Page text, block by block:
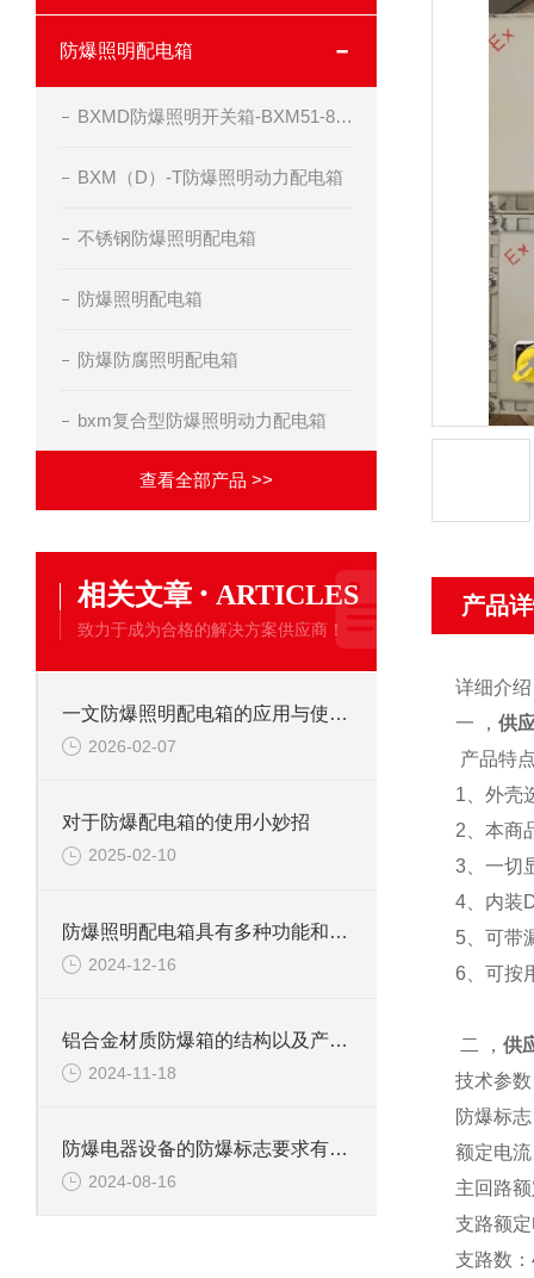
防爆照明配电箱
BXMD防爆照明开关箱-BXM51-8-20K50现场照明箱
BXM（D）-T防爆照明动力配电箱
不锈钢防爆照明配电箱
防爆照明配电箱
防爆防腐照明配电箱
bxm复合型防爆照明动力配电箱
查看全部产品 >>
相关文章 · ARTICLES
致力于成为合格的解决方案供应商！
一文防爆照明配电箱的应用与使用维护
2026-02-07
对于防爆配电箱的使用小妙招
2025-02-10
防爆照明配电箱具有多种功能和特点
2024-12-16
铝合金材质防爆箱的结构以及产品特点
2024-11-18
防爆电器设备的防爆标志要求有哪些参考
2024-08-16
产品
详细介
一 ， 供
产品特
1、外壳
2、本商
3、一切
4、内装
5、可带
6、可按
二 ， 供
技术参
防爆标
额定电
主回路
支路额
支路数